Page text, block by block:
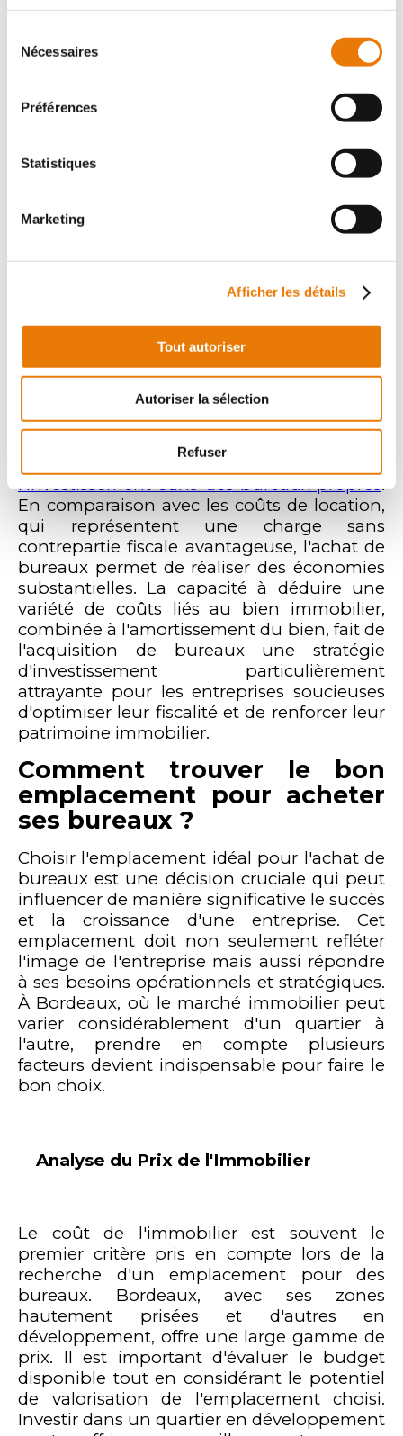
Nécessaires
Préférences
Statistiques
Marketing
Afficher les détails
Tout autoriser
Autoriser la sélection
Refuser
Les intérêts d'emprunt relatifs au
financement de l'achat des bureaux
déductible du résultat imposable de
l'entreprise. Cette déduction permet de
réduire le coût réel du crédit. De même, les
primes d'assurance liées aux locaux
exemple) sont déductibles, contribuant
ainsi à alléger la charge fiscale globale de
Impact sur la Rentabilité de
l'Investissement
Au fil des années, l'ensemble de ces
déductions fiscales peut avoir un impact
significatif sur la rentabilité de
l'investissement dans des bureaux propres.
En comparaison avec les coûts de location,
qui représentent une charge sans
contrepartie fiscale avantageuse, l'achat de
bureaux permet de réaliser des économies
substantielles. La capacité à déduire une
variété de coûts liés au bien immobilier,
combinée à l'amortissement du bien, fait de
l'acquisition de bureaux une stratégie
d'investissement particulièrement
attrayante pour les entreprises soucieuses
d'optimiser leur fiscalité et de renforcer leur
patrimoine immobilier.
Comment trouver le bon
emplacement pour acheter
ses bureaux ?
Choisir l'emplacement idéal pour l'achat de
bureaux est une décision cruciale qui peut
influencer de manière significative le succès
et la croissance d'une entreprise. Cet
emplacement doit non seulement refléter
l'image de l'entreprise mais aussi répondre
à ses besoins opérationnels et stratégiques.
À Bordeaux, où le marché immobilier peut
varier considérablement d'un quartier à
l'autre, prendre en compte plusieurs
facteurs devient indispensable pour faire le
bon choix.
Analyse du Prix de l'Immobilier
Le coût de l'immobilier est souvent le
premier critère pris en compte lors de la
recherche d'un emplacement pour des
bureaux. Bordeaux, avec ses zones
hautement prisées et d'autres en
développement, offre une large gamme de
prix. Il est important d'évaluer le budget
disponible tout en considérant le potentiel
de valorisation de l'emplacement choisi.
Investir dans un quartier en développement